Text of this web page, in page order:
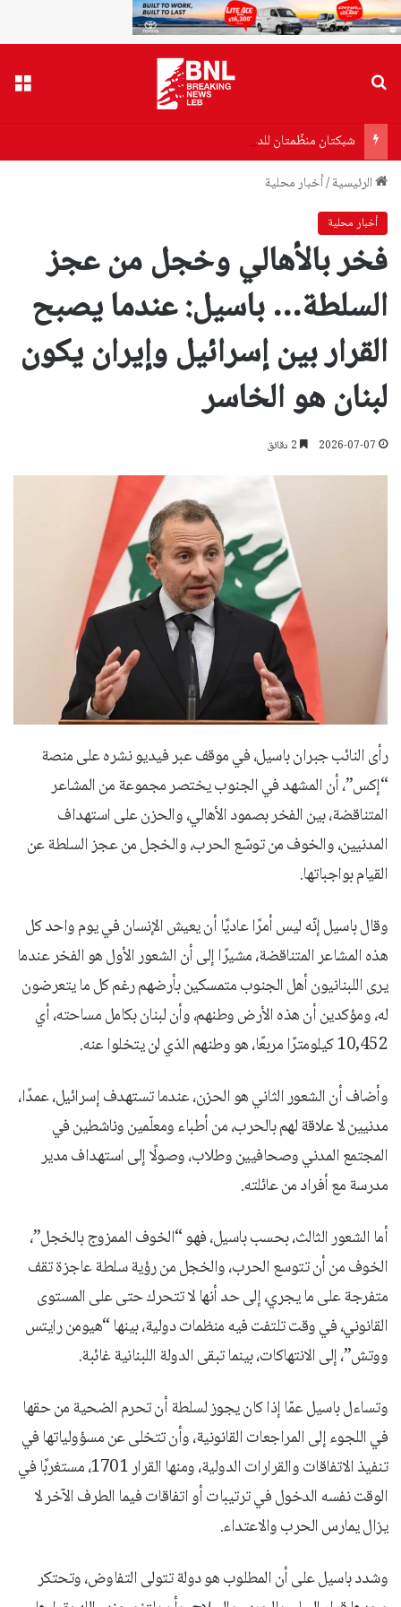
شبكتان منظّمتان للدعارة تنشطان في الحمرا
الرئيسية/أخبار محلية
أخبار محلية
فخر بالأهالي وخجل من عجز
السلطة… باسيل: عندما يصبح
القرار بين إسرائيل وإيران يكون
لبنان هو الخاسر
2026-07-07
رأى النائب جبران باسيل، في موقف عبر فيديو نشره على منصة
“إكس”، أن المشهد في الجنوب يختصر مجموعة من المشاعر
المتناقضة، بين الفخر بصمود الأهالي، والحزن على استهداف
المدنيين، والخوف من توسّع الحرب، والخجل من عجز السلطة عن
القيام بواجباتها.
وقال باسيل إنّه ليس أمرًا عاديًا أن يعيش الإنسان في يوم واحد كل
هذه المشاعر المتناقضة، مشيرًا إلى أن الشعور الأول هو الفخر عندما
يرى اللبنانيون أهل الجنوب متمسكين بأرضهم رغم كل ما يتعرضون
له، ومؤكدين أن هذه الأرض وطنهم، وأن لبنان بكامل مساحته، أي
10,452 كيلومترًا مربعًا، هو وطنهم الذي لن يتخلوا عنه.
وأضاف أن الشعور الثاني هو الحزن، عندما تستهدف إسرائيل، عمدًا،
مدنيين لا علاقة لهم بالحرب، من أطباء ومعلّمين وناشطين في
المجتمع المدني وصحافيين وطلاب، وصولًا إلى استهداف مدير
مدرسة مع أفراد من عائلته.
أما الشعور الثالث، بحسب باسيل، فهو “الخوف الممزوج بالخجل”،
الخوف من أن تتوسع الحرب، والخجل من رؤية سلطة عاجزة تقف
متفرجة على ما يجري، إلى حد أنها لا تتحرك حتى على المستوى
القانوني، في وقت تلتفت فيه منظمات دولية، بينها “هيومن رايتس
ووتش”، إلى الانتهاكات، بينما تبقى الدولة اللبنانية غائبة.
وتساءل باسيل عمّا إذا كان يجوز لسلطة أن تحرم الضحية من حقها
في اللجوء إلى المراجعات القانونية، وأن تتخلى عن مسؤولياتها في
تنفيذ الاتفاقات والقرارات الدولية، ومنها القرار 1701، مستغربًا في
الوقت نفسه الدخول في ترتيبات أو اتفاقات فيما الطرف الآخر لا
يزال يمارس الحرب والاعتداء.
وشدد باسيل على أن المطلوب هو دولة تتولى التفاوض، وتحتكر